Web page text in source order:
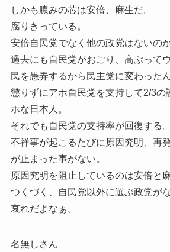
しかも膿みの芯は安倍、麻生だ。
腐りきっている。
安倍自民党でなく他の政党はないの
過去にも自民党がおごり、高ぶって
民を愚弄するから民主党に変わった
懲りずにアホ自民党を支持して2/3の
ホな日本人。
それでも自民党の支持率が回復する。
不祥事が起こるたびに原因究明、再
が止まった事がない。
原因究明を阻止しているのは安倍と麻
つくづく、自民党以外に選ぶ政党が
哀れだよなぁ。
名無しさん